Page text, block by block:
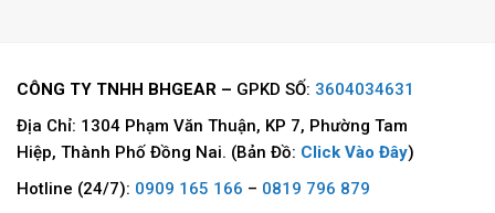
CÔNG TY TNHH BHGEAR – GPKD SỐ: 3604034631
Địa Chỉ: 1304 Phạm Văn Thuận, KP 7, Phường Tam
Hiệp, Thành Phố Đồng Nai. (Bản Đồ: Click Vào Đây)
Hotline (24/7): 0909 165 166 – 0819 796 879